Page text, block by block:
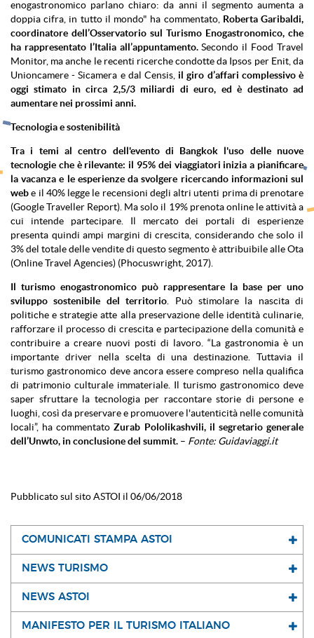
enogastronomico parlano chiaro: da anni il segmento aumenta a
doppia cifra, in tutto il mondo" ha commentato, Roberta Garibaldi,
coordinatore dell’Osservatorio sul Turismo Enogastronomico, che
ha rappresentato l’Italia all’appuntamento.Secondo il Food Travel
Monitor, ma anche le recenti ricerche condotte da Ipsos per Enit, da
Unioncamere - Sicamera e dal Censis, il giro d’affari complessivo è
oggi stimato in circa 2,5/3 miliardi di euro, ed è destinato ad
aumentare nei prossimi anni.
Tecnologia e sostenibilità
Tra i temi al centro dell'evento di Bangkok l'uso delle nuove
tecnologie che è rilevante: il 95% dei viaggiatori inizia a pianificare
la vacanza e le esperienze da svolgere ricercando informazioni sul
webe il 40% legge le recensioni degli altri utenti prima di prenotare
(Google Traveller Report). Ma solo il 19% prenota online le attività a
cui intende partecipare. Il mercato dei portali di esperienze
presenta quindi ampi margini di crescita, considerando che solo il
3% del totale delle vendite di questo segmento è attribuibile alle Ota
(Online Travel Agencies) (Phocuswright, 2017).
Il turismo enogastronomico può rappresentare la base per uno
sviluppo sostenibile del territorio . Può stimolare la nascita di
politiche e strategie atte alla preservazione delle identità culinarie,
rafforzare il processo di crescita e partecipazione della comunità e
contribuire a creare nuovi posti di lavoro. “La gastronomia è un
importante driver nella scelta di una destinazione. Tuttavia il
turismo gastronomico deve ancora essere compreso nella qualifica
di patrimonio culturale immateriale. Il turismo gastronomico deve
saper sfruttare la tecnologia per raccontare storie di persone e
luoghi, così da preservare e promuovere l'autenticità nelle comunità
locali”, ha commentatoZurab Pololikashvili, il segretario generale
dell’Unwto, in conclusione del summit. – Fonte: Guidaviaggi.it
Pubblicato sul sito ASTOI il 06/06/2018
COMUNICATI STAMPA ASTOI
NEWS TURISMO
NEWS ASTOI
MANIFESTO PER IL TURISMO ITALIANO